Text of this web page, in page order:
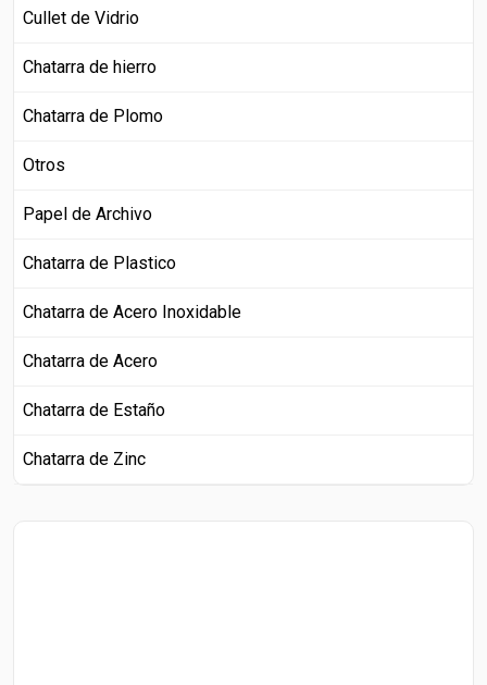
Cullet de Vidrio
Chatarra de hierro
Chatarra de Plomo
Otros
Papel de Archivo
Chatarra de Plastico
Chatarra de Acero Inoxidable
Chatarra de Acero
Chatarra de Estaño
Chatarra de Zinc